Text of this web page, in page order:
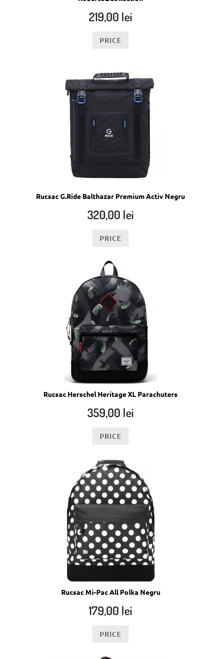
219,00 lei
PRICE
Rucsac G.Ride Balthazar Premium Activ Negru
320,00 lei
PRICE
Rucsac Herschel Heritage XL Parachuters
359,00 lei
PRICE
Rucsac Mi-Pac All Polka Negru
179,00 lei
PRICE